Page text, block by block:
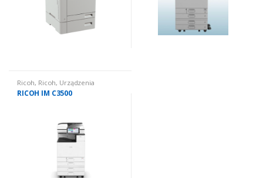
Ricoh, Ricoh, Urządzenia
wielofunkcyjne używane
Urządzenia wielofunkcyjne
RICOH IM C3500